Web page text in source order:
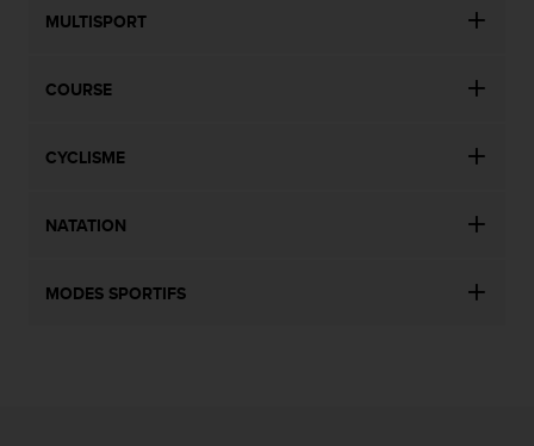
MULTISPORT
COURSE
CYCLISME
NATATION
MODES SPORTIFS